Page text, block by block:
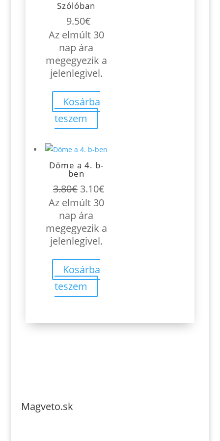
Szólóban
9.50€
Az elmúlt 30
nap ára
megegyezik a
jelenlegivel.
Kosárba
teszem
Döme a 4. b-
ben
3.80€ Original
price
was:
3.80€.
3.10€Current
price
3.10€.
Az elmúlt 30
nap ára
megegyezik a
jelenlegivel.
Kosárba
teszem
Magveto.sk